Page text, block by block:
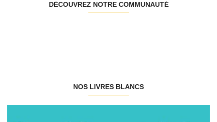
DÉCOUVREZ NOTRE COMMUNAUTÉ
NOS LIVRES BLANCS